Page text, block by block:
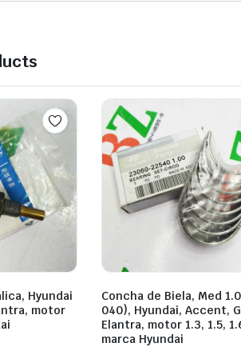
Hyundai
motor
Concha de Biela, Med
040), Hyundai, Accent,
Elantra, motor 1.3, 1.5,
marca Hyundai